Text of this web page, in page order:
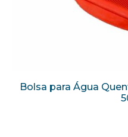
Bolsa para Água